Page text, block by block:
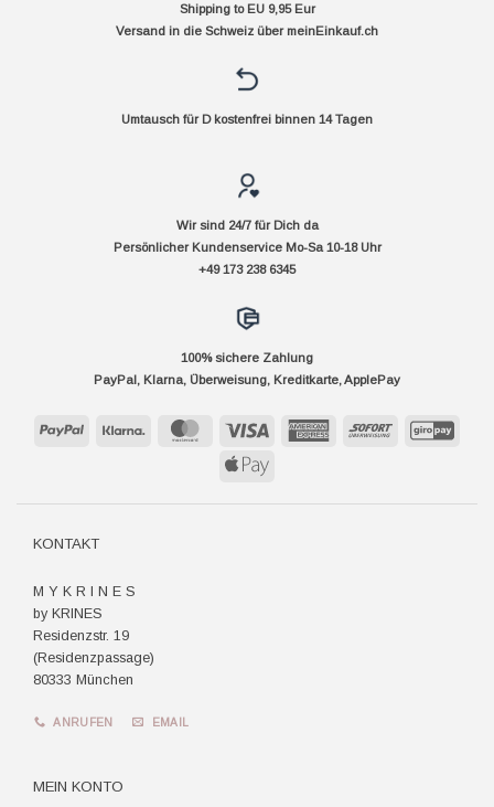
Shipping to EU 9,95 Eur
Versand in die Schweiz über meinEinkauf.ch
Umtausch für D kostenfrei binnen 14 Tagen
Wir sind 24/7 für Dich da
Persönlicher Kundenservice Mo-Sa 10-18 Uhr
+49 173 238 6345
100% sichere Zahlung
PayPal, Klarna, Überweisung, Kreditkarte, ApplePay
PayPal Klarna MasterCard Visa
AmericanSofort
Apple
KONTAKT
M Y K R I N E S
by KRINES
Residenzstr. 19
(Residenzpassage)
80333 München
ANRUFEN EMAIL
MEIN KONTO